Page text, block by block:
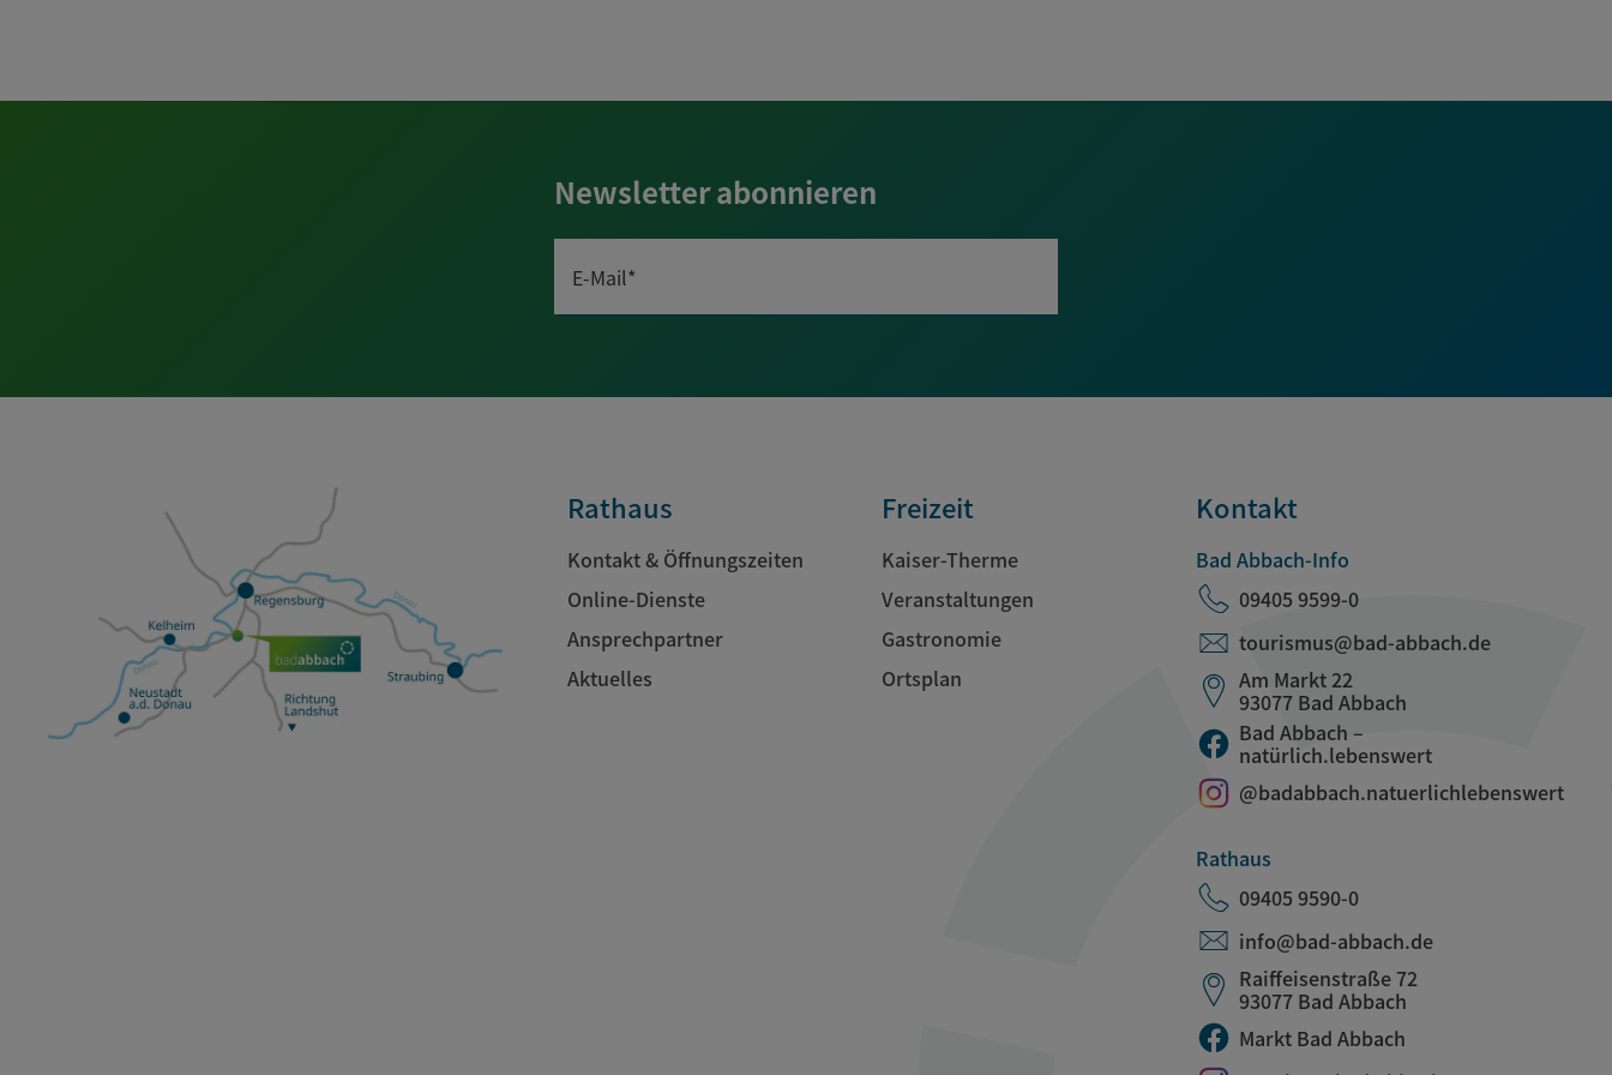
Newsletter abonnieren
E-Mail*
Rathaus
Kontakt & Öffnungszeiten
Online-Dienste
Ansprechpartner
Aktuelles
Freizeit
Kaiser-Therme
Veranstaltungen
Gastronomie
Ortsplan
Kontakt
Bad Abbach-Info
09405 9599-0
tourismus@bad-abbach.de
Am Markt 22
93077 Bad Abbach
Bad Abbach –
natürlich.lebenswert
@badabbach.natuerlichlebenswert
Rathaus
09405 9590-0
info@bad-abbach.de
Raiffeisenstraße 72
93077 Bad Abbach
Markt Bad Abbach